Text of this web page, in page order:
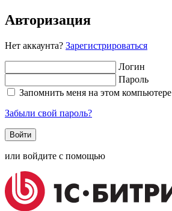
Авторизация
Нет аккаунта? Зарегистрироваться
Логин
Пароль
Запомнить меня на этом компьютере
Забыли свой пароль?
или войдите с помощью